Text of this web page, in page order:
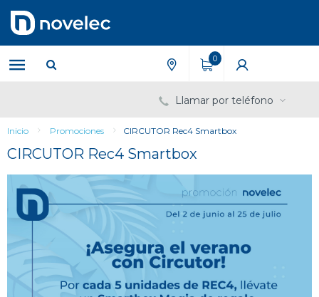
contenido
menú
de
navegación
0
Llamar por teléfono
Inicio Promociones CIRCUTOR Rec4 Smartbox
CIRCUTOR Rec4 Smartbox